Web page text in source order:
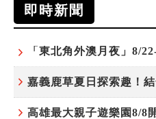
即時新聞